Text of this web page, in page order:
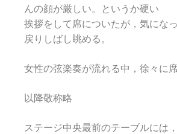
んの顔が厳しい。というか硬い
挨拶をして席についたが，気にな
戻りしばし眺める。
女性の弦楽奏が流れる中，徐々に席
以降敬称略
ステージ中央最前のテーブルには